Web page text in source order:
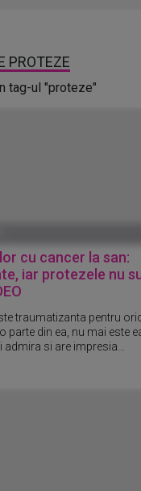
PROTEZE
tag-ul "proteze"
cu cancer la san:
iar protezele nu
traumatizanta pentru
parte din ea, nu mai este
si are impresia...